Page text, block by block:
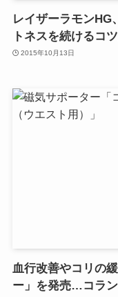
レイザーラモンHG
トネスを続けるコ
2015年10月13日
血行改善やコリの
ー」を発売…コラ